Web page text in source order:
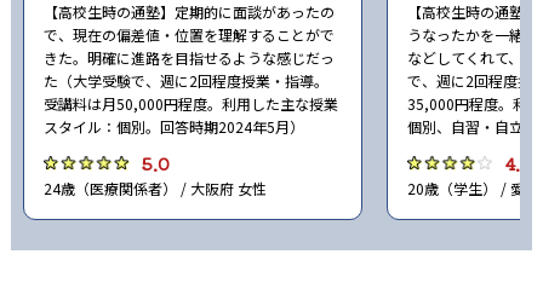
【高校生時の通塾】定期的に面談があったの
で、現在の偏差値・位置を理解することがで
きた。明確に進路を目指せるような感じだっ
た（大学受験で、週に2回程度授業・指導。
受講料は月50,000円程度。利用した主な授業
スタイル：個別。回答時期2024年5月）
5.0
24歳（医療関係者） / 大阪府 女性
【高校生時の通塾
うなったかを一緒
などしてくれて、
で、週に2回程度授
35,000円程度。利
個別、自習・自立
4.0
20歳（学生） / 愛知